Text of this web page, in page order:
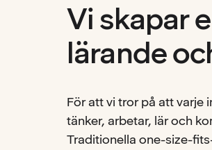
Vi skapar
lärande
För att vi tror på att varje
tänker, arbetar, lär och
Traditionella one-size-